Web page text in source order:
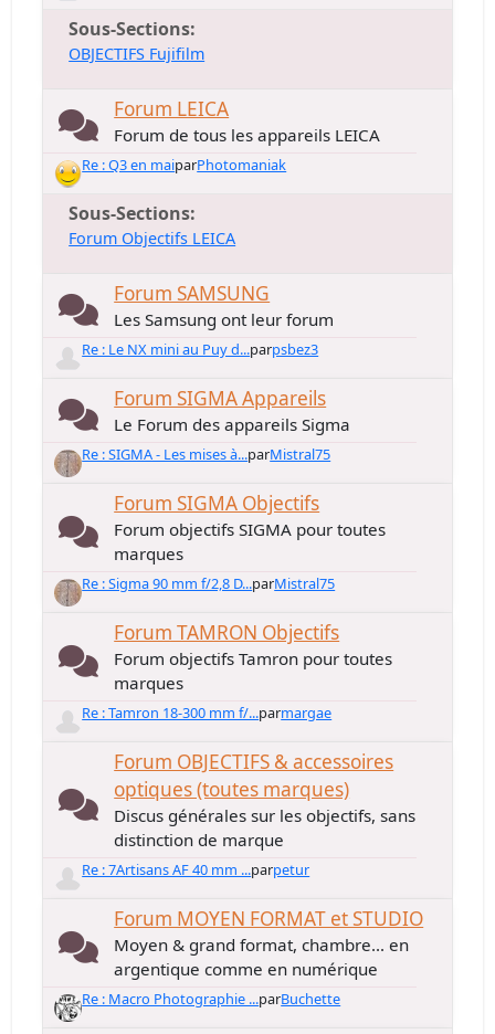
Sous-Sections
OBJECTIFS Fujifilm
Forum LEICA
Forum de tous les appareils LEICA
Re : Q3 en maiparPhotomaniak
Sous-Sections
Forum Objectifs LEICA
Forum SAMSUNG
Les Samsung ont leur forum
Re : Le NX mini au Puy d...parpsbez3
Forum SIGMA Appareils
Le Forum des appareils Sigma
Re : SIGMA - Les mises à...parMistral75
Forum SIGMA Objectifs
Forum objectifs SIGMA pour toutes
marques
Re : Sigma 90 mm f/2,8 D...parMistral75
Forum TAMRON Objectifs
Forum objectifs Tamron pour toutes
marques
Re : Tamron 18-300 mm f/...parmargae
Forum OBJECTIFS & accessoires
optiques (toutes marques)
Discus générales sur les objectifs, sans
distinction de marque
Re : 7Artisans AF 40 mm ...parpetur
Forum MOYEN FORMAT et STUDIO
Moyen & grand format, chambre... en
argentique comme en numérique
Re : Macro Photographie ...parBuchette